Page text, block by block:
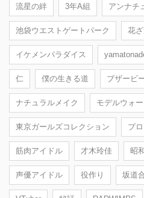
流星の絆 3年A組 アンナチ
池袋ウエストゲートパーク 花
イケメンパラダイス
仁 僕の生きる道 ブザービ
ナチュラルメイク モデルウォ
東京ガールズコレクション プ
筋肉アイドル 才木玲佳 昭
声優アイドル 役作り 坂道